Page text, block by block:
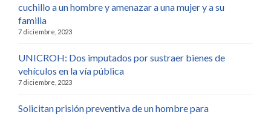
cuchillo a un hombre y amenazar a una mujer y a su
familia
7 diciembre, 2023
UNICROH: Dos imputados por sustraer bienes de
vehículos en la vía pública
7 diciembre, 2023
Solicitan prisión preventiva de un hombre para